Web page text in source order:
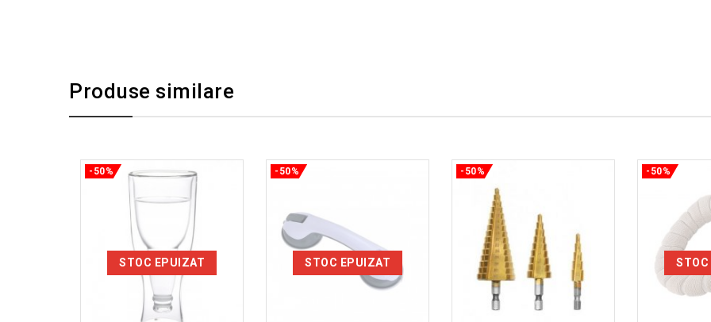
Produse similare
STOC EPUIZAT
-50%
STOC EPUIZAT
-50% -50% -50%